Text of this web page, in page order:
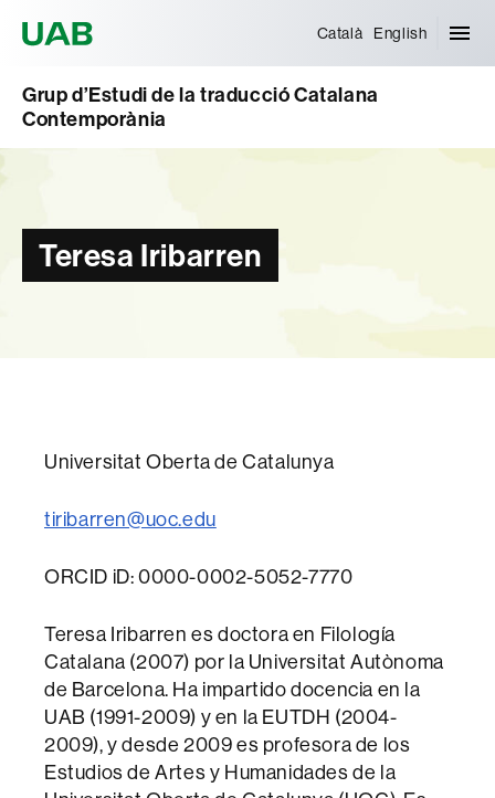
Català English
Grup d’Estudi de la traducció Catalana
Contemporània
Teresa Iribarren
Universitat Oberta de Catalunya
tiribarren@uoc.edu­
ORCID iD: 0000-0002-5052-7770
Teresa Iribarren es doctora en Filología
Catalana (2007) por la Universitat Autònoma
de Barcelona. Ha impartido docencia en la
UAB (1991-2009) y en la EUTDH (2004-
2009), y desde 2009 es profesora de los
Estudios de Artes y Humanidades de la